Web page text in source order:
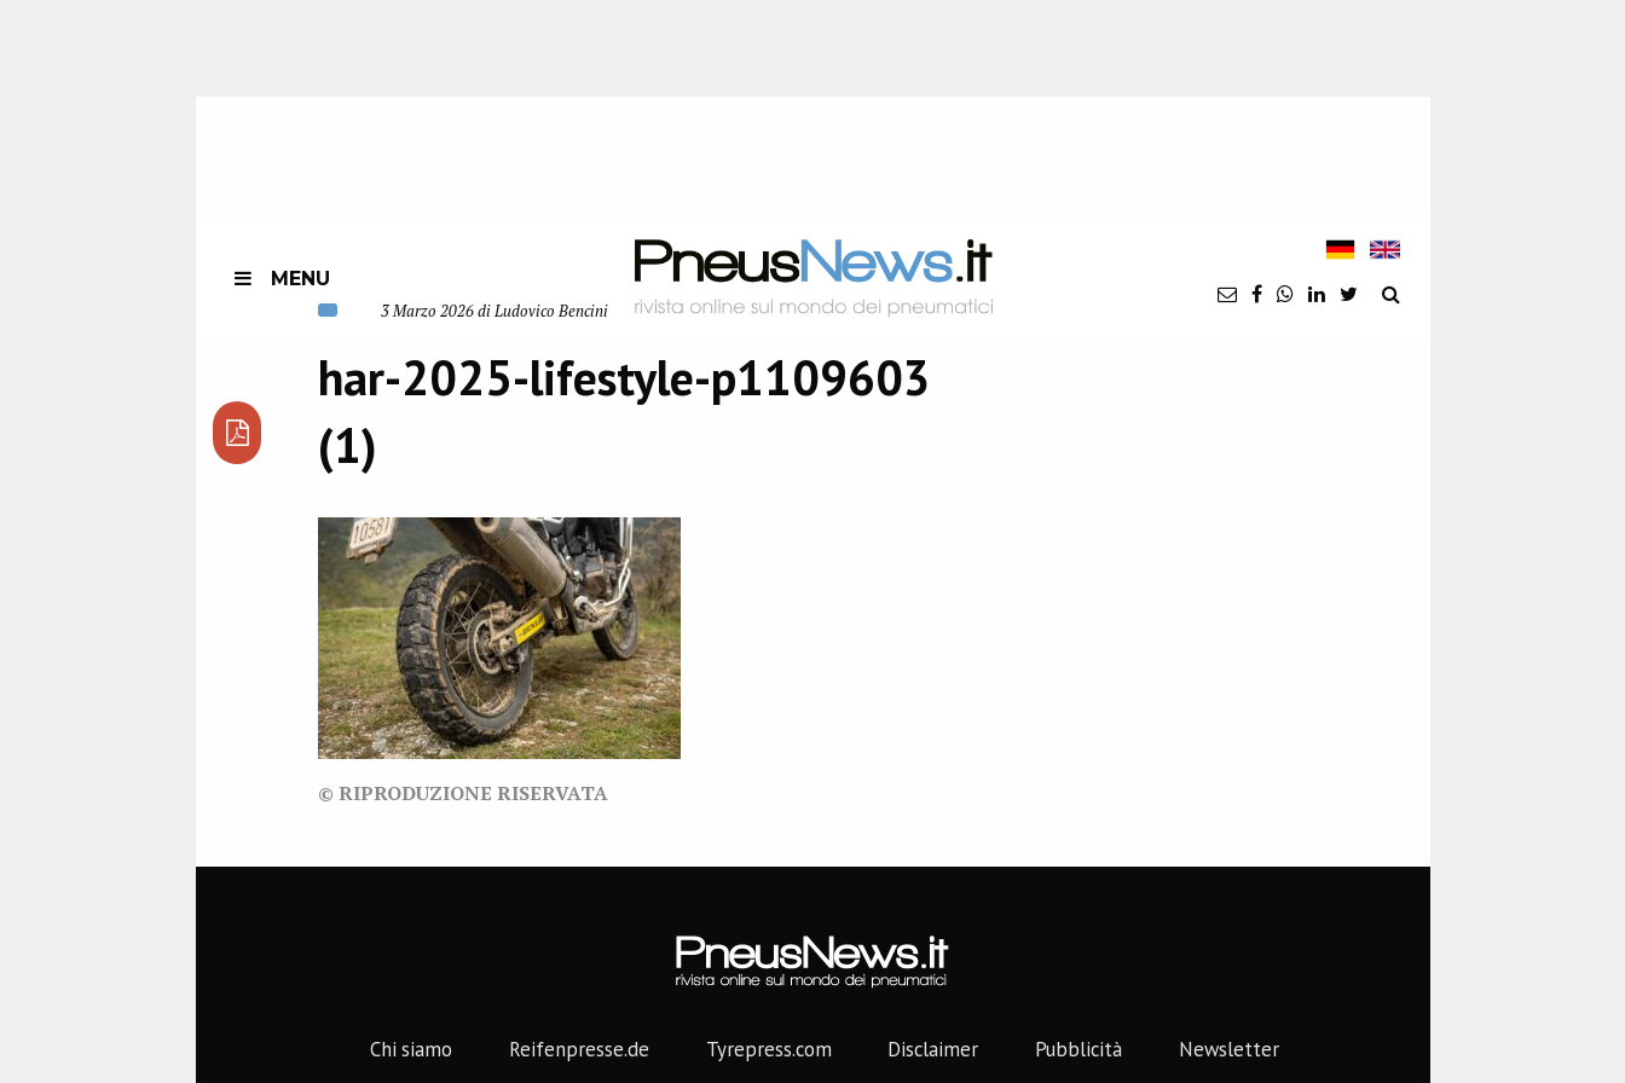
MENU
3 Marzo 2026 di Ludovico Bencini
har-2025-lifestyle-p1109603
(1)
© RIPRODUZIONE RISERVATA
Chi siamo Reifenpresse.de Tyrepress.com Disclaimer Pubblicità Newsletter